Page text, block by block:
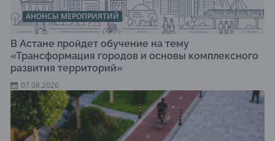
АНОНСЫ МЕРОПРИЯТИЙ
В Астане пройдет обучение на тему
«Трансформация городов и основы комплексного
развития территорий»
07.08.2026